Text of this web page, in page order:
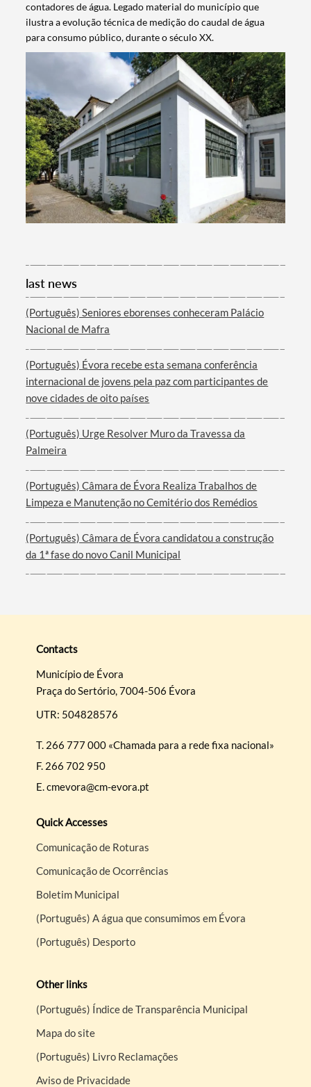
contadores de água. Legado material do município que
ilustra a evolução técnica de medição do caudal de água
para consumo público, durante o século XX.
last news
(Português) Seniores eborenses conheceram Palácio
Nacional de Mafra
(Português) Évora recebe esta semana conferência
internacional de jovens pela paz com participantes de
nove cidades de oito países
(Português) Urge Resolver Muro da Travessa da
Palmeira
(Português) Câmara de Évora Realiza Trabalhos de
Limpeza e Manutenção no Cemitério dos Remédios
(Português) Câmara de Évora candidatou a construção
da 1ª fase do novo Canil Municipal
Contacts
Município de Évora
Praça do Sertório, 7004-506 Évora
UTR: 504828576
T. 266 777 000 «Chamada para a rede fixa nacional»
F. 266 702 950
E.cmevora@cm-evora.pt
Quick Accesses
Comunicação de Roturas
Comunicação de Ocorrências
Boletim Municipal
(Português) A água que consumimos em Évora
(Português) Desporto
Other links
(Português) Índice de Transparência Municipal
Mapa do site
(Português) Livro Reclamações
Aviso de Privacidade